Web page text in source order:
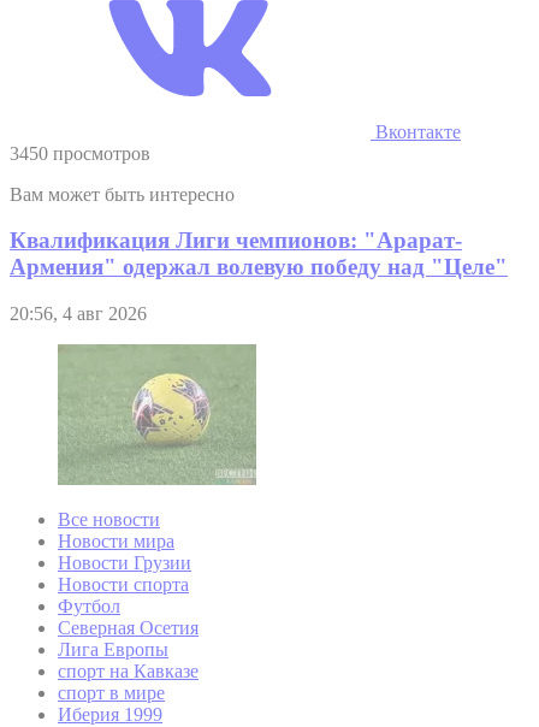
Вконтакте
3450 просмотров
Вам может быть интересно
Квалификация Лиги чемпионов: "Арарат-
Армения" одержал волевую победу над "Целе"
20:56, 4 авг 2026
Все новости
Новости мира
Новости Грузии
Новости спорта
Футбол
Северная Осетия
Лига Европы
спорт на Кавказе
спорт в мире
Иберия 1999